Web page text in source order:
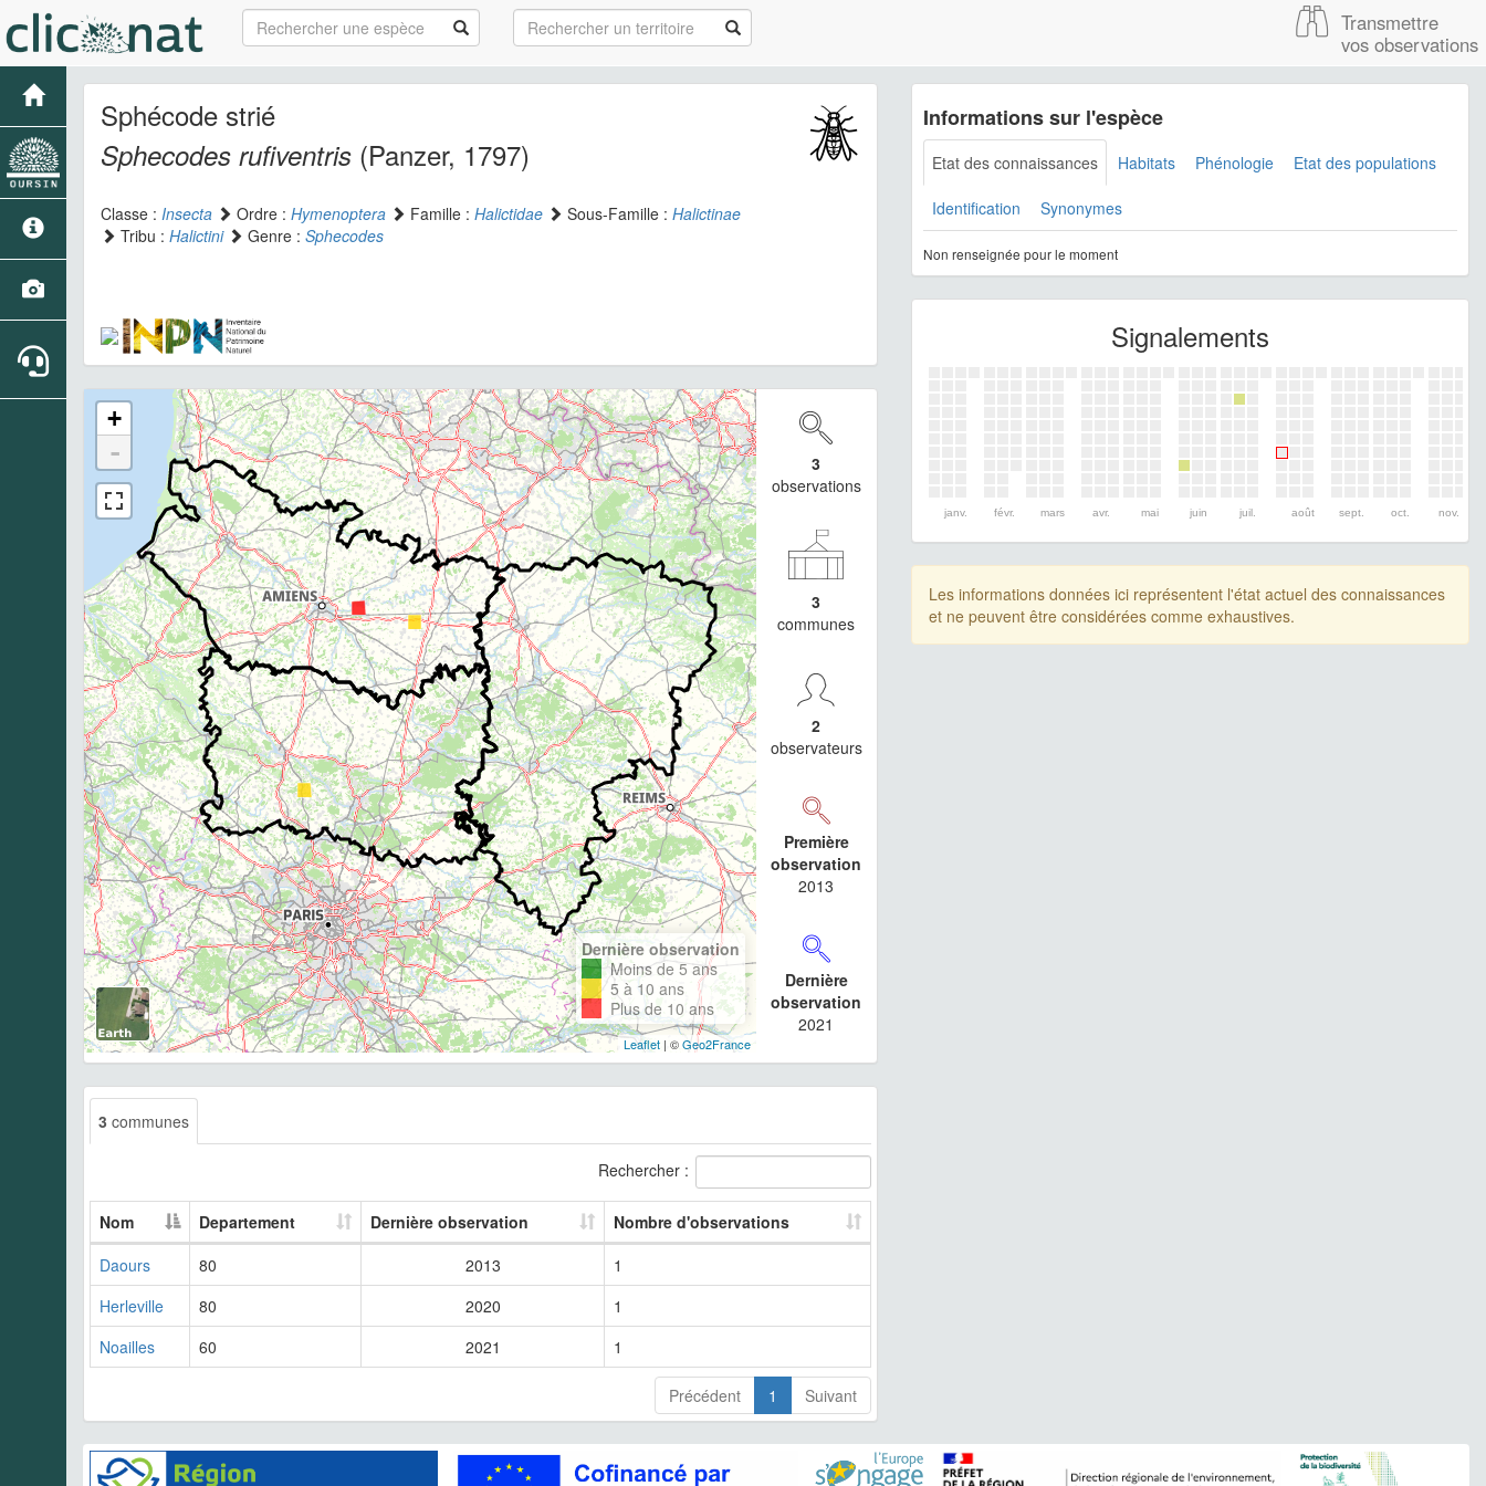
Transmettre
vos observations
Sphécode strié
Sphecodes rufiventris (Panzer, 1797)
Classe : Insecta Ordre : Hymenoptera Famille : Halictidae Sous-Famille : Halictinae
Tribu : Halictini Genre : Sphecodes
+
-
Dernière observation
Moins de 5 ans
5 à 10 ans
Plus de 10 ans
Leaflet| ©Geo2France
3
observations
3
communes
2
observateurs
Première
observation
2013
Dernière
observation
2021
3 communes
Rechercher :
Nom Departement Dernière observation
Nombre d'observations
Daours
80 2013
1
Herleville
80 2020
1
Noailles
60 2021 1
Précédent 1 Suivant
Informations sur l'espèce
Etat des connaissances Habitats Phénologie Etat des populations
Identification Synonymes
Non renseignée pour le moment
Signalements
janv. févr. mars avr. mai juin juil. août sept. oct. nov.
Les informations données ici représentent l'état actuel des connaissances
et ne peuvent être considérées comme exhaustives.